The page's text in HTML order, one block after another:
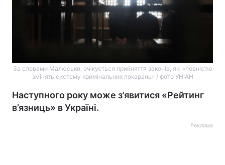
За словами Малюськи, очікується прийняття законів, які «повністю
змінять систему кримінальних покарань» / фото УНІАН
Наступного року може з’явитися «Рейтинг
в’язниць» в Україні.
Реклама